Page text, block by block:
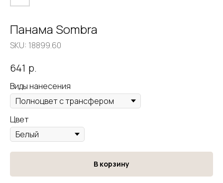
Панама Sombra
SKU: 18899.60
641 р.
Виды нанесения
Цвет
В корзину